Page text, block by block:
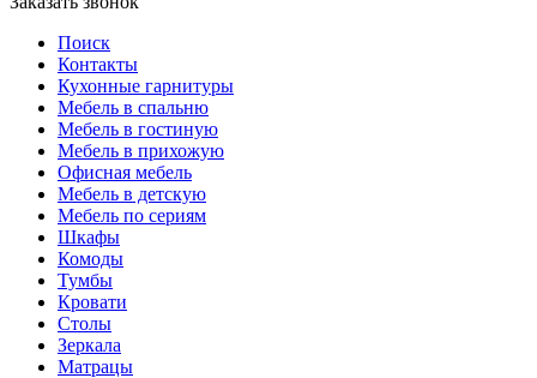
Поиск
Контакты
Кухонные гарнитуры
Мебель в спальню
Мебель в гостиную
Мебель в прихожую
Офисная мебель
Мебель в детскую
Мебель по сериям
Шкафы
Комоды
Тумбы
Кровати
Столы
Зеркала
Матрацы